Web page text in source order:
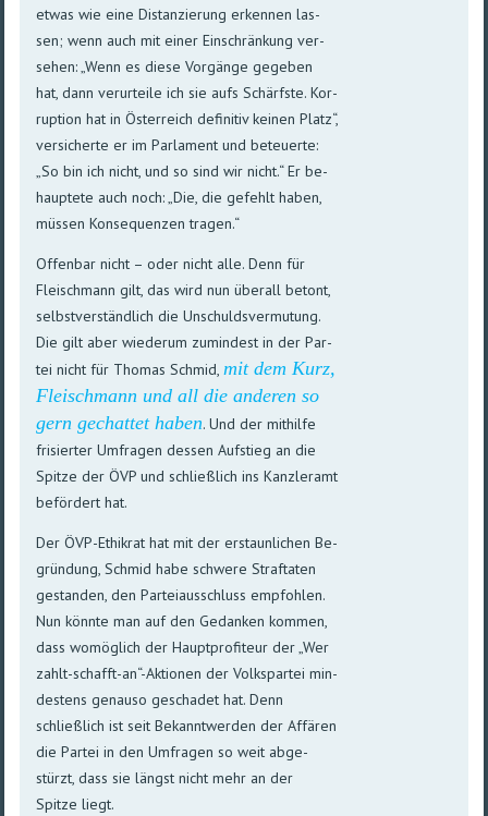
etwas wie eine Dis­tan­zie­rung er­ken­nen las­
sen; wenn auch mit einer Ein­schrän­kung ver­
sehen: „Wenn es diese Vor­gän­ge ge­ge­ben
hat, dann ver­ur­tei­le ich sie aufs Schärfste. Kor­
rup­tion hat in Öster­reich defi­ni­tiv keinen Platz“,
ver­si­cherte er im Parla­ment und be­teu­erte:
„So bin ich nicht, und so sind wir nicht.“ Er be­
haup­te­te auch noch: „Die, die ge­fehlt ha­ben,
müs­sen Kon­se­quen­zen tragen.“
Offenbar nicht – oder nicht alle. Denn für
Fleisch­mann gilt, das wird nun über­all be­tont,
selbst­ver­ständ­lich die Un­schulds­ver­mu­tung.
Die gilt aber wie­de­rum zu­min­dest in der Par­
tei nicht für Thomas Schmid,mit dem Kurz,
Fleisch­mann und all die an­de­ren so
gern ge­chattet ha­ben. Und der mit­hilfe
fri­sier­ter Um­fra­gen des­sen Auf­stieg an die
Spitze der ÖVP und schließ­lich ins Kanzler­amt
be­för­dert hat.
Der ÖVP-Ethikrat hat mit der erstaunlichen Be­
grün­dung, Schmid habe schwere Straf­ta­ten
ge­stan­den, den Partei­aus­schluss empfoh­len.
Nun könnte man auf den Ge­dan­ken kom­men,
dass wo­mög­lich der Haupt­profi­teur der „Wer
zahlt-schafft-an“-Aktio­nen der Volks­par­tei min­
des­tens ge­nau­so ge­scha­det hat. Denn
schließ­lich ist seit Be­kannt­wer­den der Af­fären
die Par­tei in den Um­fra­gen so weit ab­ge­
stürzt, dass sie längst nicht mehr an der
Spitze liegt.